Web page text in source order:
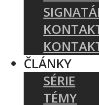
ČLÁNKY
SÉRIE
TÉMY